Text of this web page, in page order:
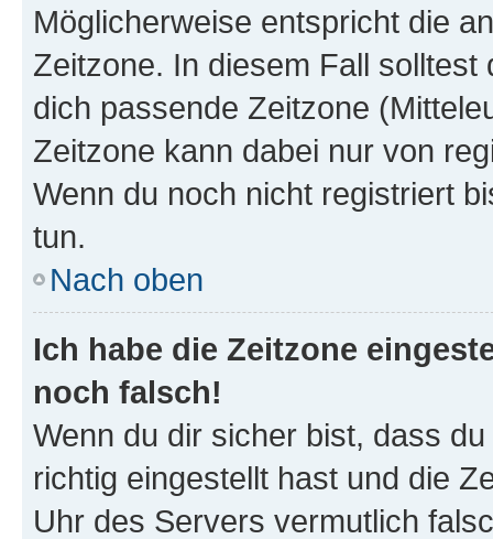
Möglicherweise entspricht die
Zeitzone. In diesem Fall solltest
dich passende Zeitzone
Zeitzone kann dabei nur von
Wenn du noch nicht registriert
tun.
Nach oben
Ich habe die Zeitzone
noch falsch!
Wenn du dir sicher bist, dass
richtig eingestellt hast und die
Uhr des Servers vermutlich